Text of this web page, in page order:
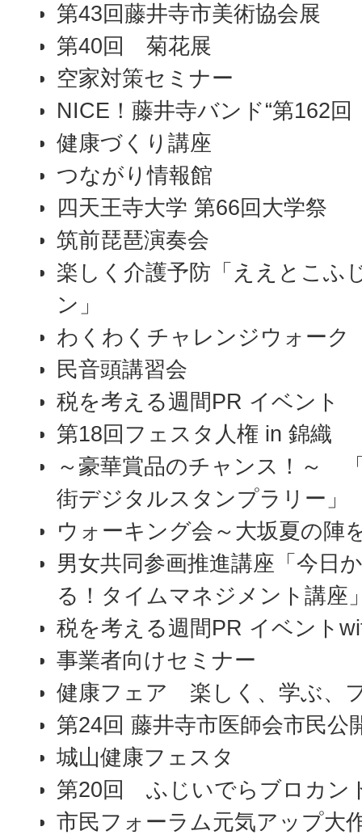
第43回藤井寺市美術協会展
第40回 菊花展
空家対策セミナー
NICE！藤井寺バンド“第162
健康づくり講座
つながり情報館
四天王寺大学 第66回大学祭
筑前琵琶演奏会
楽しく介護予防「ええとこふ
ン」
わくわくチャレンジウォーク
民音頭講習会
税を考える週間PR イベント
第18回フェスタ人権 in 錦織
～豪華賞品のチャンス！～
街デジタルスタンプラリー」
ウォーキング会～大坂夏の
男女共同参画推進講座「今日
る！タイムマネジメント講座
税を考える週間PR イベント
事業者向けセミナー
健康フェア 楽しく、学ぶ、
第24回 藤井寺市医師会市民公
城山健康フェスタ
第20回 ふじいでらブロカン
市民フォーラム元気アップ大